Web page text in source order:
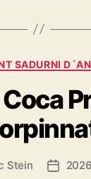
SADURNI
Stein